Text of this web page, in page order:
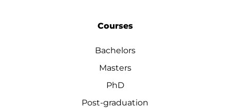
Courses
Bachelors
Masters
PhD
Post-graduation